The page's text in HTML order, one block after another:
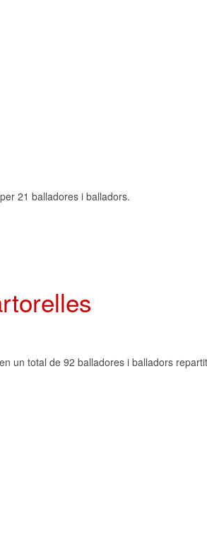
21 balladores i balladors.
un total de 92 balladores i balladors